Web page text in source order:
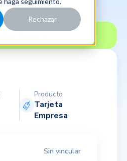
Rechazar
Producto
Tarjeta
Empresa
Sin vincular